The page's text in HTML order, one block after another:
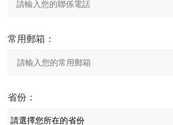
常用郵箱：
省份：